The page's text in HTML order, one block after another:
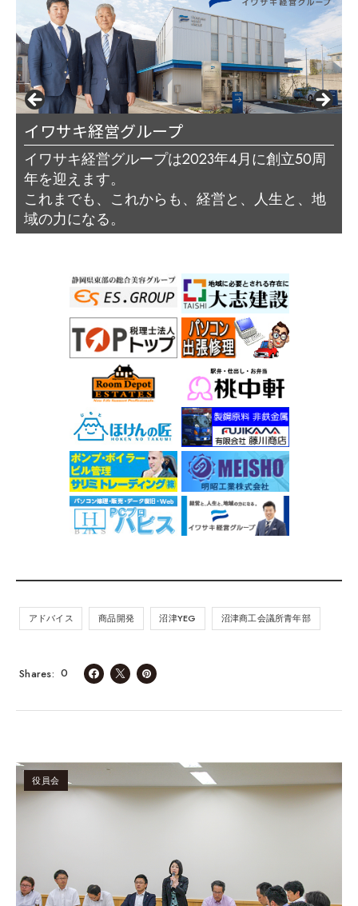
明昭工業株式会社
東部不動産開発
イワサキ経営グループ
イワサキ経営グループは2023年4月に創立50周
年を迎えます。
これまでも、これからも、経営と、人生と、地
域の力になる。
ほけんの匠
税理士法人トップ
PCプロ ハビス
藤川商店
エス.グループ
サリミトレーディング（株）
桃中軒
大志建設
アドバイス 商品開発 沼津YEG 沼津商工会議所青年部
0
Shares
役員会